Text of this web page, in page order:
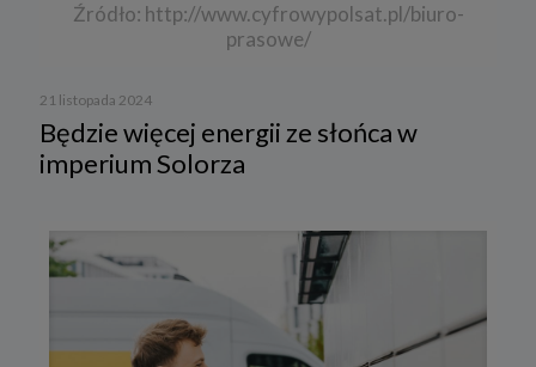
Źródło: http://www.cyfrowypolsat.pl/biuro-
prasowe/
21 listopada 2024
Będzie więcej energii ze słońca w
imperium Solorza